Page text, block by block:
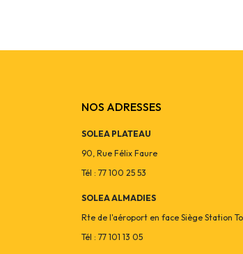
NOS ADRESSES
SOLEA PLATEAU
90, Rue Félix Faure
Tél : 77 100 25 53
SOLEA ALMADIES
Rte de l'aéroport en face Siège Station
Tél : 77 101 13 05